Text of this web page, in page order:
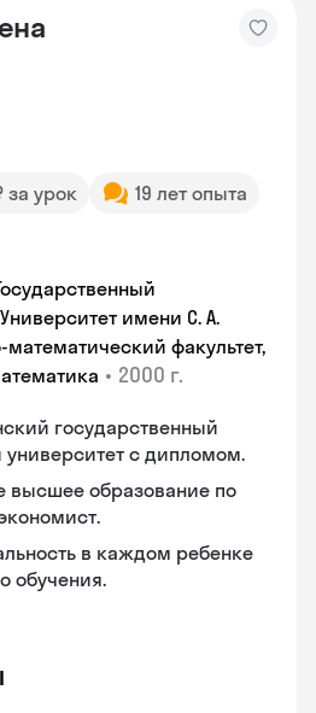
за урок
19 лет опыта
имени С. А.
факультет,
• 2000 г.
государственный
университет с дипломом.
высшее образование по
в каждом ребенке
обучения.